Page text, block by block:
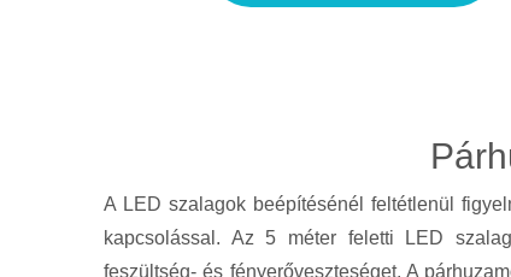
A LED szalagok beépítésénél feltétlenül
kapcsolással. Az 5 méter feletti LED
feszültség- és fényerőveszteséget. A